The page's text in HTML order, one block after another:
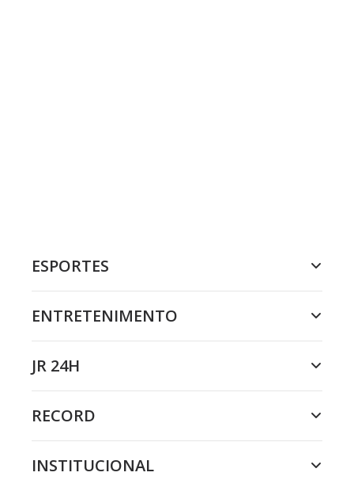
ESPORTES
ENTRETENIMENTO
JR 24H
RECORD
INSTITUCIONAL